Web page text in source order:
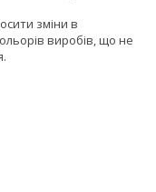
зміни в
виробів, що не